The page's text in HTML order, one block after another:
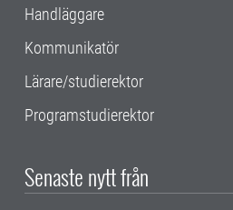
Handläggare
Kommunikatör
Lärare/studierektor
Programstudierektor
Senaste nytt från